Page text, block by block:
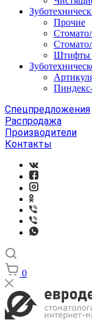
Прочие
Штифты
Спецпредложения
Распродажа
Производители
Контакты
0